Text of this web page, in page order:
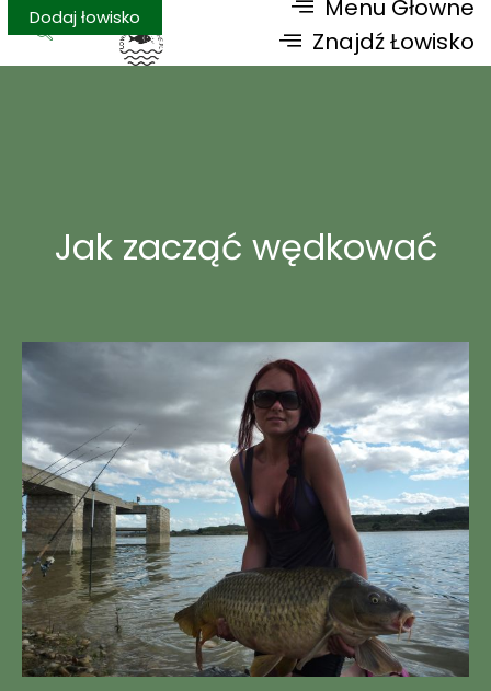
Znajdź Łowisko
Dodaj łowisko Menu Głowne
Jak zacząć wędkować